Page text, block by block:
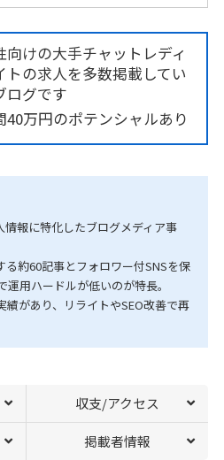
向けの大手チャットレディ
トの求人を多数掲載してい
ログです
40万円のポテンシャルあり
報に特化したブログメディア事
る約60記事とフォロワー付SNSを保
用ハードルが低いのが特長。
があり、リライトやSEO改善で再
収支/アクセス
掲載者情報